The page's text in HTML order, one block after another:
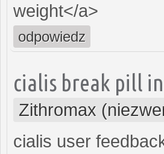
weight</a>
odpowiedz
cialis break pill
Zithromax
cialis user